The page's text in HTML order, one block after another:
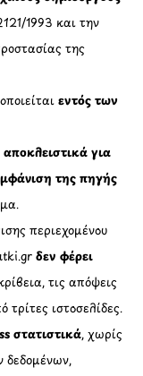
1993 και την
της
εντός των
αποκλειστικά για
της πηγής
περιεχομένου
δεν φέρει
τις απόψεις
ιστοσελίδες.
στατιστικά, χωρίς
δεδομένων,